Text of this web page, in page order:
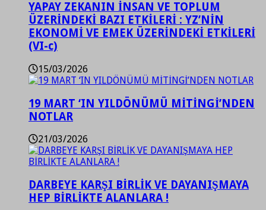
YAPAY ZEKANIN İNSAN VE TOPLUM
ÜZERİNDEKİ BAZI ETKİLERİ : YZ’NİN
EKONOMİ VE EMEK ÜZERİNDEKİ ETKİLERİ
(VI-c)
15/03/2026
19 MART ‘IN YILDÖNÜMÜ MİTİNGİ’NDEN
NOTLAR
21/03/2026
DARBEYE KARŞI BİRLİK VE DAYANIŞMAYA
HEP BİRLİKTE ALANLARA !